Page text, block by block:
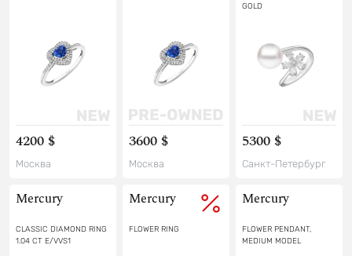
4200 $
Москва
3600 $
Москва
GOLD
5300 $
Санкт-Петербург
Mercury
CLASSIC DIAMOND RING
1.04 CT E/VVS1
Mercury
FLOWER RING
Mercury
FLOWER PENDANT,
MEDIUM MODEL